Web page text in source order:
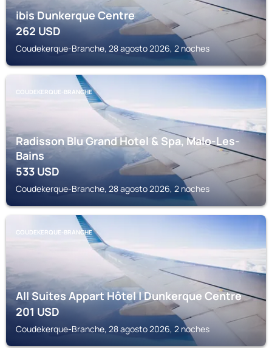
ibis Dunkerque Centre
262USD
Coudekerque-Branche, 28 agosto 2026, 2 noches
COUDEKERQUE-BRANCHE
Radisson Blu Grand Hotel & Spa, Malo-Les-
Bains
533USD
Coudekerque-Branche, 28 agosto 2026, 2 noches
COUDEKERQUE-BRANCHE
All Suites Appart Hôtel | Dunkerque Centre
201USD
Coudekerque-Branche, 28 agosto 2026, 2 noches